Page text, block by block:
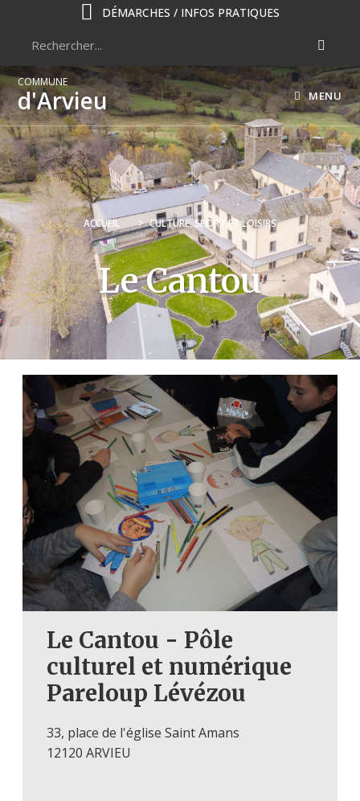
DÉMARCHES / INFOS PRATIQUES
COMMUNE
d'Arvieu MENU
ACCUEIL > CULTURE, SPORT ET LOISIRS
Le Cantou
Le Cantou - Pôle
culturel et numérique
Pareloup Lévézou
33, place de l'église Saint Amans
12120 ARVIEU